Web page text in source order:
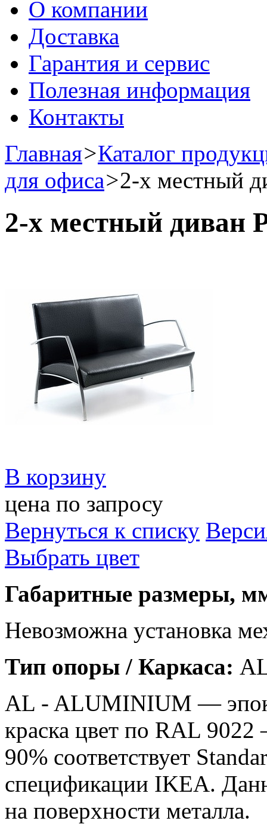
О компании
Доставка
Гарантия и сервис
Полезная информация
Контакты
Главная>Каталог
для офиса>2-х местный
2-х местный
В корзину
цена по запросу
Вернуться к списку
Выбрать цвет
Габаритные размеры,
Невозможна установка
Тип опоры / Каркаса:
AL - ALUMINIUM —
краска цвет по RAL
90% соответствует
спецификации IKEA.
на поверхности металла.